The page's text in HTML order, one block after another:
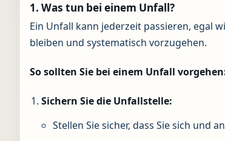
1. Was tun bei einem Unfall?
Ein Unfall kann jederzeit passieren, egal
bleiben und systematisch vorzugehen.
So sollten Sie bei einem Unfall
Sichern Sie die Unfallstelle:
Stellen Sie sicher, dass Sie sich und